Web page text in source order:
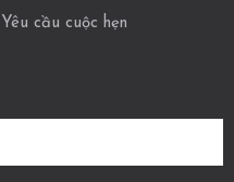
Yêu cầu cuộc hẹn